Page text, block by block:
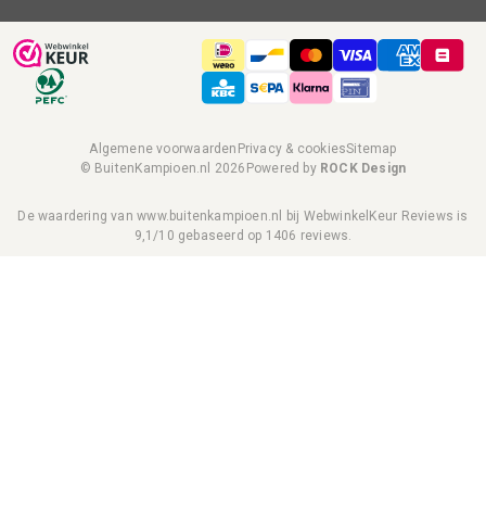
Algemene voorwaarden Privacy & cookiesSitemap
© BuitenKampioen.nl 2026 Powered by ROCK Design
De waardering van www.buitenkampioen.nl bij WebwinkelKeur Reviews is
9,1/10 gebaseerd op 1406 reviews.